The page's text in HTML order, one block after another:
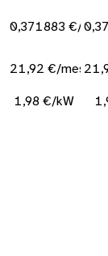
0,371883 €/kWh
21,92 €/mese
1,98 €/kW